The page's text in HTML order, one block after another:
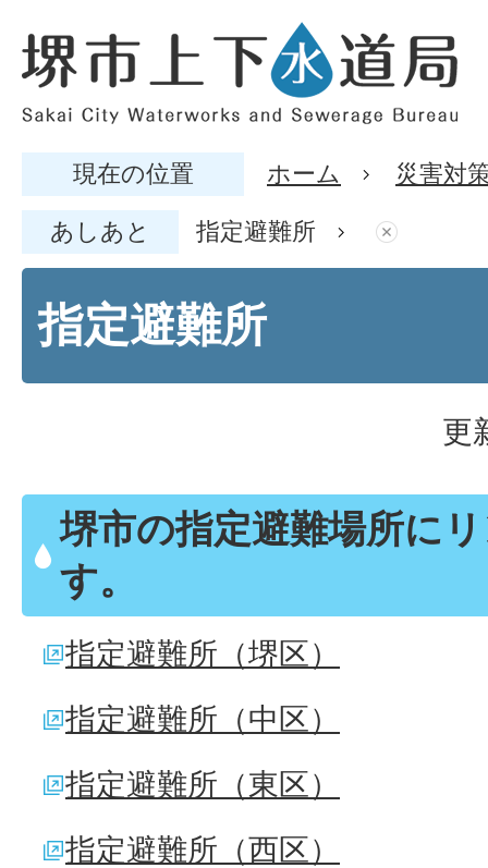
現在の位置 ホーム 災害対
あしあと 指定避難所
指定避難所
更
堺市の指定避難場所に
す。
指定避難所（堺区）
指定避難所（中区）
指定避難所（東区）
指定避難所（西区）